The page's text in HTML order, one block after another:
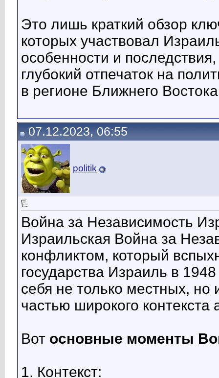
Это лишь краткий обзор
которых участвовал
особенности и
глубокий отпечаток на
в регионе Ближнего
07.12.2023, 06:55
politik
Война за Независимость
Израильская Война за
конфликтом, который
государства Израиль в
себя не только местных, но
частью широкого контекста
Вот основные моменты
1. Контекст: